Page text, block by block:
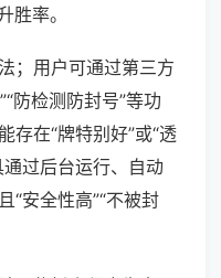
胜率。
；用户可通过第三方
防检测防封号”等功
存在“牌特别好”或“透
过后台运行、自动
“安全性高”“不被封